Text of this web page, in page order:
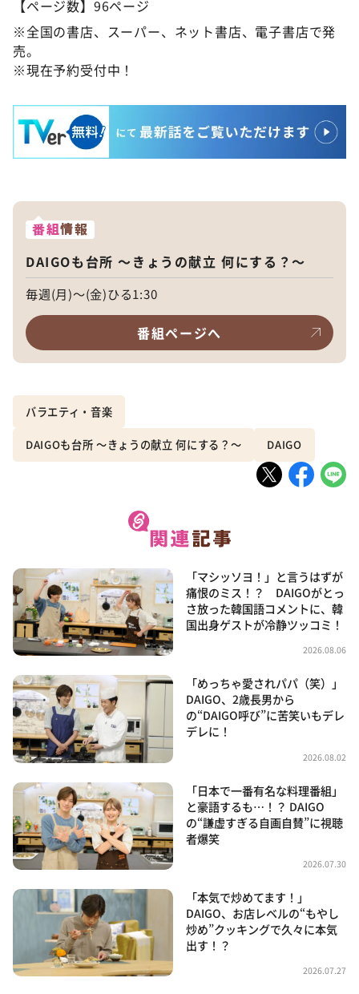
【ページ数】96ページ
※全国の書店、スーパー、ネット書店、電子書店で発
売。
※現在予約受付中！
番組情報
DAIGOも台所 ～きょうの献立 何にする？～
毎週(月)～(金)ひる1:30
番組ページへ
バラエティ・音楽
DAIGOも台所 ～きょうの献立 何にする？～ DAIGO
「マシッソヨ！」と言うはずが
痛恨のミス！？ DAIGOがとっ
さ放った韓国語コメントに、韓
国出身ゲストが冷静ツッコミ！
2026.08.06
「めっちゃ愛されパパ（笑）」
DAIGO、2歳長男から
の“DAIGO呼び”に苦笑いもデレ
デレに！
2026.08.02
「日本で一番有名な料理番組」
と豪語するも…！？ DAIGO
の“謙虚すぎる自画自賛”に視聴
者爆笑
2026.07.30
「本気で炒めてます！」
DAIGO、お店レベルの“もやし
炒め”クッキングで久々に本気
出す！？
2026.07.27